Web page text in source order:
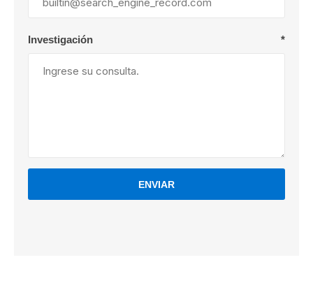
Investigación *
ENVIAR